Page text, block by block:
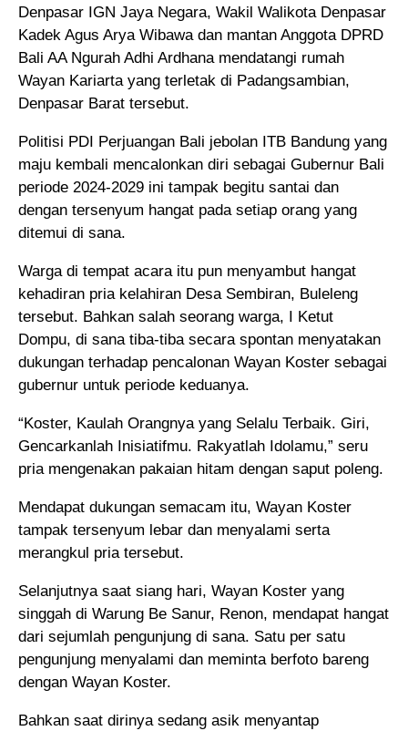
Denpasar IGN Jaya Negara, Wakil Walikota Denpasar
Kadek Agus Arya Wibawa dan mantan Anggota DPRD
Bali AA Ngurah Adhi Ardhana mendatangi rumah
Wayan Kariarta yang terletak di Padangsambian,
Denpasar Barat tersebut.
Politisi PDI Perjuangan Bali jebolan ITB Bandung yang
maju kembali mencalonkan diri sebagai Gubernur Bali
periode 2024-2029 ini tampak begitu santai dan
dengan tersenyum hangat pada setiap orang yang
ditemui di sana.
Warga di tempat acara itu pun menyambut hangat
kehadiran pria kelahiran Desa Sembiran, Buleleng
tersebut. Bahkan salah seorang warga, I Ketut
Dompu, di sana tiba-tiba secara spontan menyatakan
dukungan terhadap pencalonan Wayan Koster sebagai
gubernur untuk periode keduanya.
“Koster, Kaulah Orangnya yang Selalu Terbaik. Giri,
Gencarkanlah Inisiatifmu. Rakyatlah Idolamu,” seru
pria mengenakan pakaian hitam dengan saput poleng.
Mendapat dukungan semacam itu, Wayan Koster
tampak tersenyum lebar dan menyalami serta
merangkul pria tersebut.
Selanjutnya saat siang hari, Wayan Koster yang
singgah di Warung Be Sanur, Renon, mendapat hangat
dari sejumlah pengunjung di sana. Satu per satu
pengunjung menyalami dan meminta berfoto bareng
dengan Wayan Koster.
Bahkan saat dirinya sedang asik menyantap